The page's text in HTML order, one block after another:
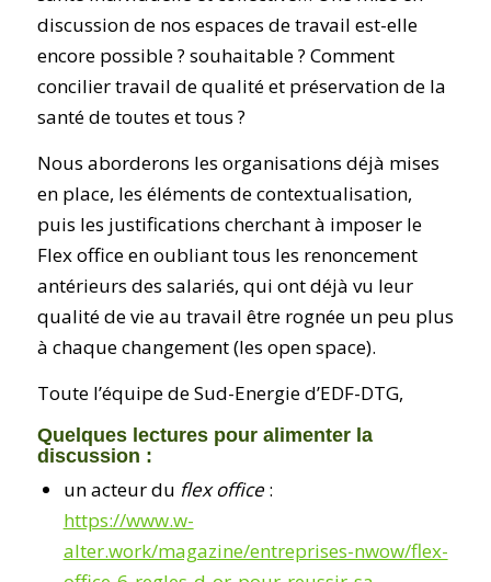
discussion de nos espaces de travail est-elle
encore possible ? souhaitable ? Comment
concilier travail de qualité et préservation de la
santé de toutes et tous ?
Nous aborderons les organisations déjà mises
en place, les éléments de contextualisation,
puis les justifications cherchant à imposer le
Flex office en oubliant tous les renoncement
antérieurs des salariés, qui ont déjà vu leur
qualité de vie au travail être rognée un peu plus
à chaque changement (les open space).
Toute l’équipe de Sud-Energie d’EDF-DTG,
Quelques lectures pour alimenter la
discussion :
un acteur du flex office:
https://www.w-
alter.work/magazine/entreprises-nwow/flex-